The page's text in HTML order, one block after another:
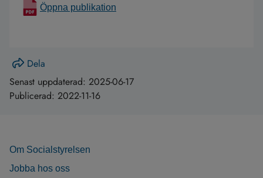
Öppna publikation
Dela
Senast uppdaterad: 2025-06-17
Publicerad: 2022-11-16
Om Socialstyrelsen
Jobba hos oss